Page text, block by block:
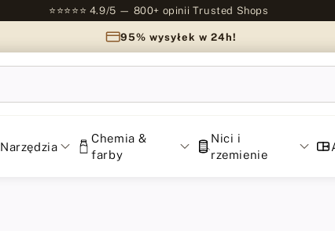
⭐⭐⭐⭐⭐ 4.9/5 — 800+ opinii Trusted Shops
95% wysyłek w 24h!
Narzędzia
Chemia &
farby
Nici i
rzemienie